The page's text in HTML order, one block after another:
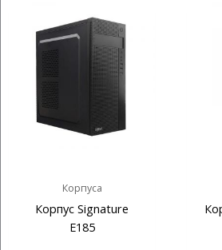
Корпуса
Корпус Signature
E185